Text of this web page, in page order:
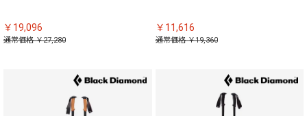
￥19,096
通常価格 ￥27,280
￥11,616
通常価格 ￥19,360